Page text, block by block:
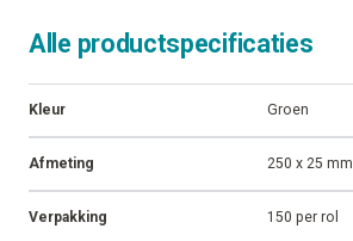
Alle productspecificaties
Kleur Groen
Afmeting 250 x 25 mm
Verpakking 150 per rol